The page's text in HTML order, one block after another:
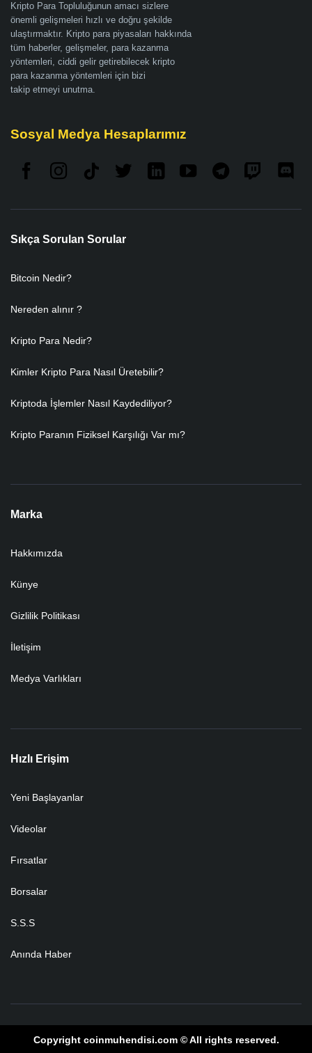
Kripto Para Topluluğunun amacı sizlere
önemli gelişmeleri hızlı ve doğru şekilde
ulaştırmaktır. Kripto para piyasaları hakkında
tüm haberler, gelişmeler, para kazanma
yöntemleri, ciddi gelir getirebilecek kripto
para kazanma yöntemleri için bizi
takip etmeyi unutma.
Sosyal Medya Hesaplarımız
Sıkça Sorulan Sorular
Bitcoin Nedir?
Nereden alınır ?
Kripto Para Nedir?
Kimler Kripto Para Nasıl Üretebilir?
Kriptoda İşlemler Nasıl Kaydediliyor?
Kripto Paranın Fiziksel Karşılığı Var mı?
Marka
Hakkımızda
Künye
Gizlilik Politikası
İletişim
Medya Varlıkları
Hızlı Erişim
Yeni Başlayanlar
Videolar
Fırsatlar
Borsalar
S.S.S
Anında Haber
Copyright coinmuhendisi.com © All rights reserved.